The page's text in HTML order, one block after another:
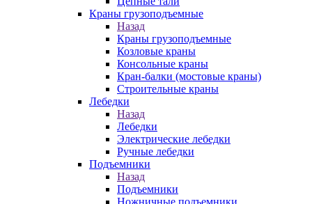
Краны грузоподъемные
Назад
Краны грузоподъемные
Козловые краны
Консольные краны
Кран-балки (мостовые краны)
Строительные краны
Лебедки
Назад
Лебедки
Электрические лебедки
Ручные лебедки
Подъемники
Назад
Подъемники
Ножничные подъемники